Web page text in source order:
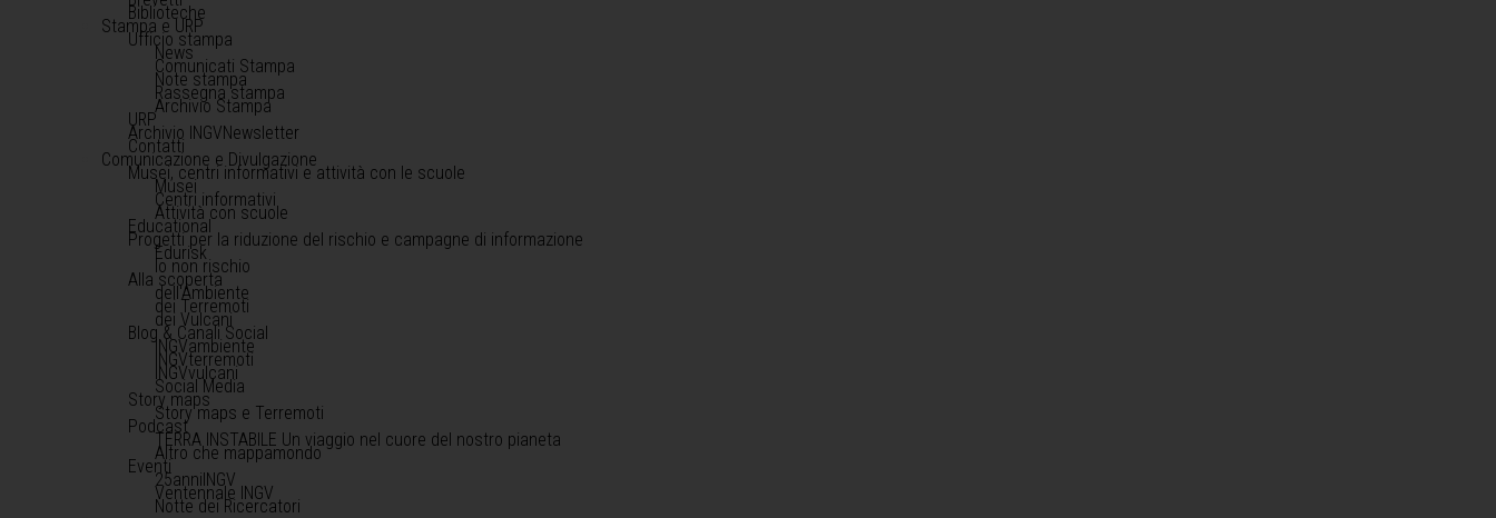
Biblioteche
Stampa e URP
Ufficio stampa
News
Comunicati Stampa
Note stampa
Rassegna stampa
Archivio Stampa
URP
Archivio INGVNewsletter
Contatti
Comunicazione e Divulgazione
Musei, centri informativi e attività con le scuole
Musei
Centri informativi
Attività con scuole
Educational
Progetti per la riduzione del rischio e campagne di informazione
Edurisk
Io non rischio
Alla scoperta
dell'Ambiente
dei Terremoti
dei Vulcani
Blog & Canali Social
INGVambiente
INGVterremoti
INGVvulcani
Social Media
Story maps
Story maps e Terremoti
Podcast
TERRA INSTABILE Un viaggio nel cuore del nostro pianeta
Altro che mappamondo
Eventi
25anniINGV
Ventennale INGV
Notte dei Ricercatori